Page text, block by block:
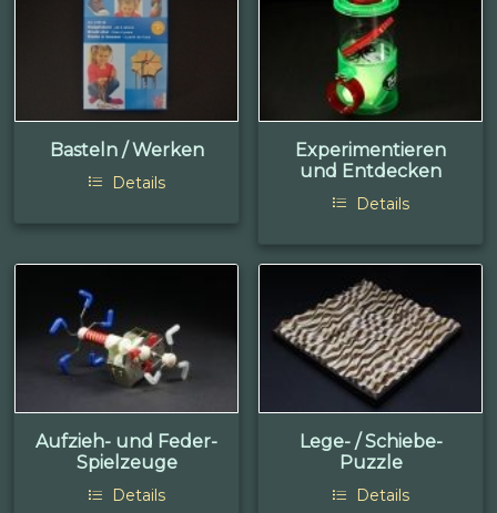
Basteln / Werken
Details
Experimentieren
und Entdecken
Details
Aufzieh- und Feder-
Spielzeuge
Details
Lege- / Schiebe-
Puzzle
Details